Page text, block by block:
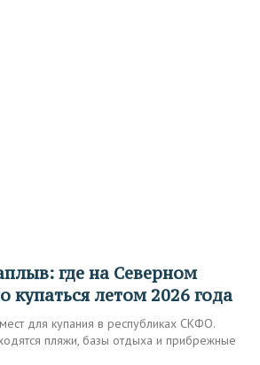
купаться летом 2026 года
для купания в республиках СКФО.
пляжи, базы отдыха и прибрежные